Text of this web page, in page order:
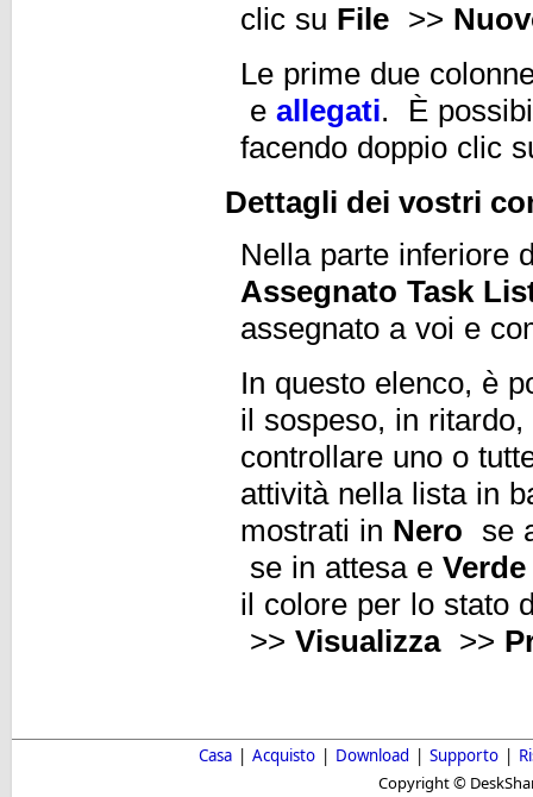
clic su File >>
Le prime due
e allegati. È
facendo doppio clic
Dettagli dei vostri
Nella parte inferiore
Assegnato Task
assegnato a voi e
In questo elenco, è
il sospeso, in
controllare uno o
attività nella lista in
mostrati in Nero se
se in attesa e Verde
il colore per lo stato
>> Visualizza>>
Casa | Acquisto | Download | Supporto |
Copyright ©